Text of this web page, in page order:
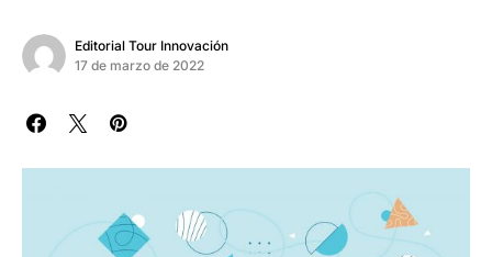
Editorial Tour Innovación
17 de marzo de 2022